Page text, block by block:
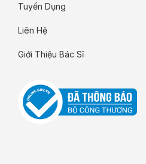
Tuyển Dụng
Liên Hệ
Giới Thiệu Bác Sĩ